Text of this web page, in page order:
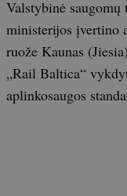
Valstybinė
ministerijos įvertino
ruože Kaunas
„Rail Baltica“
aplinkosaugos